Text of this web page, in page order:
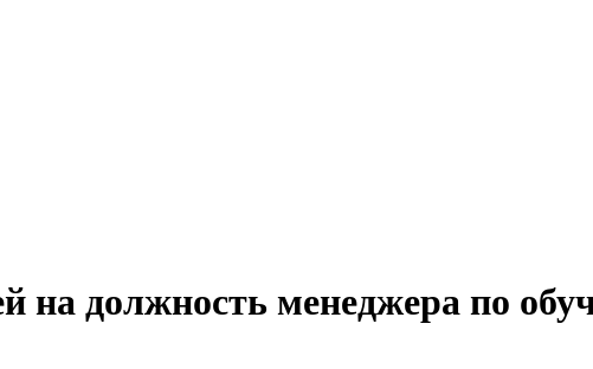
на должность менеджера по